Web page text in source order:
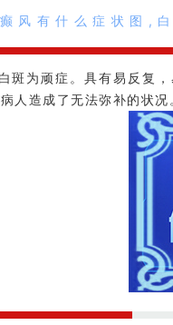
风有什么症状图,
白斑为顽症。具有易反复
人造成了无法弥补的状